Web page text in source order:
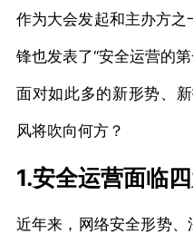
作为大会发起和主办方
锋也发表了“安全运营的第
面对如此多的新形势、
风将吹向何方？
1.安全运营面临
近年来，网络安全形势